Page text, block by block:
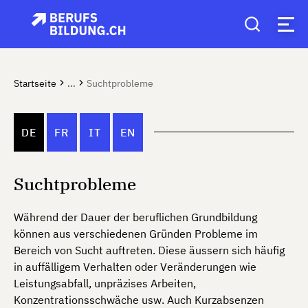
Startseite ... Suchtprobleme
DE FR IT EN
Suchtprobleme
Während der Dauer der beruflichen Grundbildung
können aus verschiedenen Gründen Probleme im
Bereich von Sucht auftreten. Diese äussern sich häufig
in auffälligem Verhalten oder Veränderungen wie
Leistungsabfall, unpräzises Arbeiten,
Konzentrationsschwäche usw. Auch Kurzabsenzen